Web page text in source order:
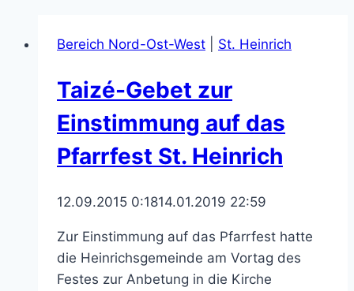
Bereich Nord-Ost-West St. Heinrich
Taizé-Gebet zur
Einstimmung auf das
Pfarrfest St. Heinrich
12.09.2015 0:1814.01.2019 22:59
Zur Einstimmung auf das Pfarrfest hatte
die Heinrichsgemeinde am Vortag des
Festes zur Anbetung in die Kirche